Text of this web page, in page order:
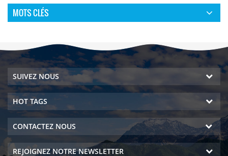
MOTS CLÉS
SUIVEZ NOUS
HOT TAGS
CONTACTEZ NOUS
REJOIGNEZ NOTRE NEWSLETTER